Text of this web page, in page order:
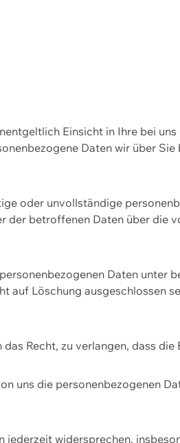
Einsicht in Ihre bei
Daten wir über
oder unvollständige
der betroffenen Daten über die
Daten
auf Löschung ausgeschlossen
Recht, zu verlangen, dass
uns die personenbezogenen
widersprechen,